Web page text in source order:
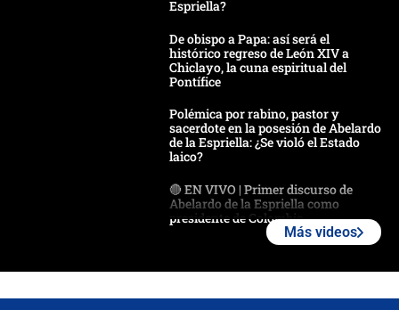
Espriella?
De obispo a Papa: así será el
histórico regreso de León XIV a
Chiclayo, la cuna espiritual del
Pontífice
Polémica por rabino, pastor y
sacerdote en la posesión de Abelardo
de la Espriella: ¿Se violó el Estado
laico?
🔴 EN VIVO | Primer discurso de
Abelardo de la Espriella como
presidente de Colombia
Más videos